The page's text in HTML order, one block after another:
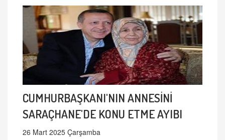
CUMHURBAŞKANI'NIN ANNESİNİ
SARAÇHANE'DE KONU ETME AYIBI
26 Mart 2025 Çarşamba